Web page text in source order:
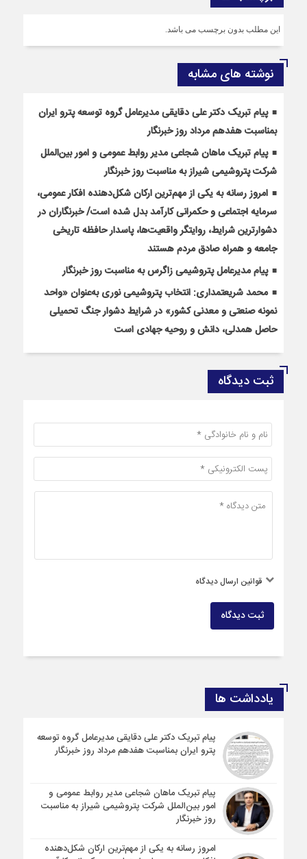
این مطلب بدون برچسب می باشد.
نوشته های مشابه
پیام تبریک دکتر علی دقایقی مدیرعامل گروه توسعه پترو ایران
بمناسبت هفدهم مرداد روز خبرنگار
پیام تبریک ماهان شجاعی مدیر روابط عمومی و امور بین‌الملل
شرکت پتروشیمی شیراز به مناسبت روز خبرنگار
امروز رسانه به یکی از مهم‌ترین ارکان شکل‌دهنده افکار عمومی،
سرمایه اجتماعی و حکمرانی کارآمد بدل شده است/ خبرنگاران در
دشوارترین شرایط، روایتگر واقعیت‌ها، پاسدار حافظه تاریخی
جامعه و همراه صادق مردم هستند
پیام مدیرعامل پتروشیمی زاگرس به مناسبت روز خبرنگار
محمد شریعتمداری: انتخاب پتروشیمی نوری به‌عنوان «واحد
نمونه صنعتی و معدنی کشور» در شرایط دشوار جنگ تحمیلی
حاصل همدلی، دانش و روحیه جهادی است
ثبت دیدگاه
قوانین ارسال دیدگاه
ثبت دیدگاه
یادداشت ها
پیام تبریک دکتر علی دقایقی مدیرعامل گروه توسعه
پترو ایران بمناسبت هفدهم مرداد روز خبرنگار
پیام تبریک ماهان شجاعی مدیر روابط عمومی و
امور بین‌الملل شرکت پتروشیمی شیراز به مناسبت
روز خبرنگار
امروز رسانه به یکی از مهم‌ترین ارکان شکل‌دهنده